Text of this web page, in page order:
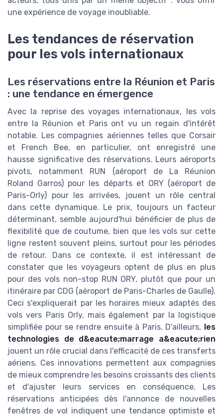
une expérience de voyage inoubliable.
Les tendances de réservation
pour les vols internationaux
Les réservations entre la Réunion et Paris
: une tendance en émergence
Avec la reprise des voyages internationaux, les vols
entre la Réunion et Paris ont vu un regain d'intérêt
notable. Les compagnies aériennes telles que Corsair
et French Bee, en particulier, ont enregistré une
hausse significative des réservations. Leurs aéroports
pivots, notamment RUN (aéroport de La Réunion
Roland Garros) pour les départs et ORY (aéroport de
Paris-Orly) pour les arrivées, jouent un rôle central
dans cette dynamique. Le prix, toujours un facteur
déterminant, semble aujourd'hui bénéficier de plus de
flexibilité que de coutume, bien que les vols sur cette
ligne restent souvent pleins, surtout pour les périodes
de retour. Dans ce contexte, il est intéressant de
constater que les voyageurs optent de plus en plus
pour des vols non-stop RUN ORY, plutôt que pour un
itinéraire par CDG (aéroport de Paris-Charles de Gaulle).
Ceci s'expliquerait par les horaires mieux adaptés des
vols vers Paris Orly, mais également par la logistique
simplifiée pour se rendre ensuite à Paris. D'ailleurs, les
technologies de d&eacute;marrage a&eacute;rien
jouent un rôle crucial dans l'efficacité de ces transferts
aériens. Ces innovations permettent aux compagnies
de mieux comprendre les besoins croissants des clients
et d'ajuster leurs services en conséquence. Les
réservations anticipées dès l'annonce de nouvelles
fenêtres de vol indiquent une tendance optimiste et